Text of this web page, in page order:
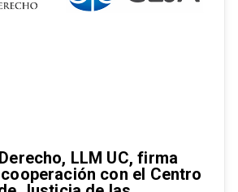
LLM UC, firma
con el Centro